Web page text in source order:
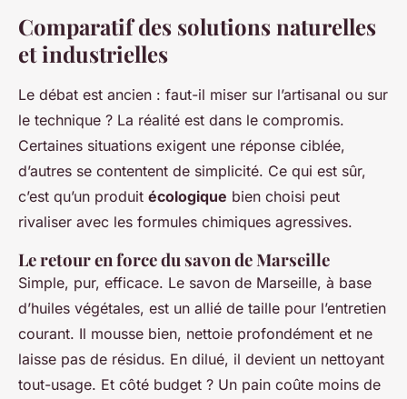
Comparatif des solutions naturelles
et industrielles
Le débat est ancien : faut-il miser sur l’artisanal ou sur
le technique ? La réalité est dans le compromis.
Certaines situations exigent une réponse ciblée,
d’autres se contentent de simplicité. Ce qui est sûr,
c’est qu’un produit écologique bien choisi peut
rivaliser avec les formules chimiques agressives.
Le retour en force du savon de Marseille
Simple, pur, efficace. Le savon de Marseille, à base
d’huiles végétales, est un allié de taille pour l’entretien
courant. Il mousse bien, nettoie profondément et ne
laisse pas de résidus. En dilué, il devient un nettoyant
tout-usage. Et côté budget ? Un pain coûte moins de